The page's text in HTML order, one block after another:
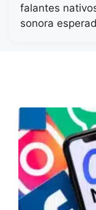
falantes
sonora